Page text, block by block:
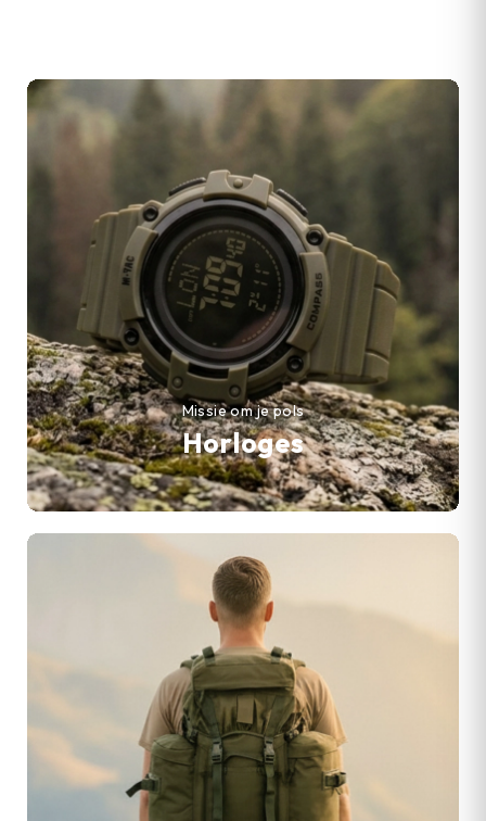
Horloges
Missie om je pols